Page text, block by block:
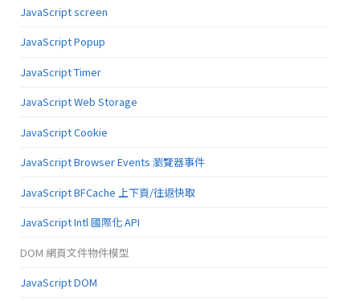
JavaScript screen
JavaScript Popup
JavaScript Timer
JavaScript Web Storage
JavaScript Cookie
JavaScript Browser Events 瀏覽器事件
JavaScript BFCache 上下頁/往返快取
JavaScript Intl 國際化 API
DOM 網頁文件物件模型
JavaScript DOM